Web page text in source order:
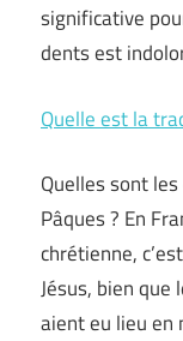
significative
dents est
Quelle est la
Quelles sont
Pâques ? En
chrétienne,
Jésus, bien que
aient eu lieu en